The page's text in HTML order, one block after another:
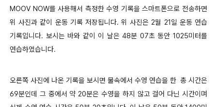
MOOV NOW를 사용해서 측정한 수영 기록을 스마트폰으로 전송하면
위 사진과 같이 운동 기록 저장됩니다. 위 사진은 2월 21일 운동 연습
기록입니다. 보시는 바와 같이 이 날은 48분 07초 동안 1025미터를
연습하였습니다.
오른쪽 사진에 나온 기록을 보시면 물속에서 수영 연습을 한 총 시간은
69분인데 그 중에서 약 20분은 수영을 하지 않고 걸어 다닌 시간이며